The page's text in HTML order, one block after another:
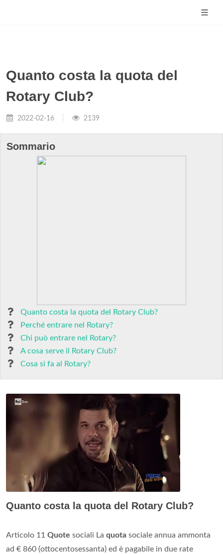
Quanto costa la quota del
Rotary Club?
2022-02-16 2139
Sommario
Quanto costa la quota del Rotary Club?
Perché entrare nel Rotary?
Chi può entrare nel Rotary?
A cosa serve il Rotary Club?
Cosa si fa al Rotary?
Quanto costa la quota del Rotary Club?
Articolo 11 Quote sociali La quota sociale annua ammonta
ad € 860 (ottocentosessanta) ed è pagabile in due rate